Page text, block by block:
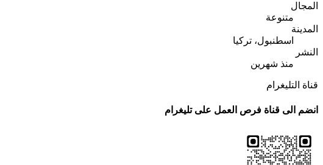
المجال
متنوعة
المدينة
اسطنبول، تركيا
النشر
منذ شهرين
قناة التليغرام
انضم الى قناة فرص العمل على تليغرام